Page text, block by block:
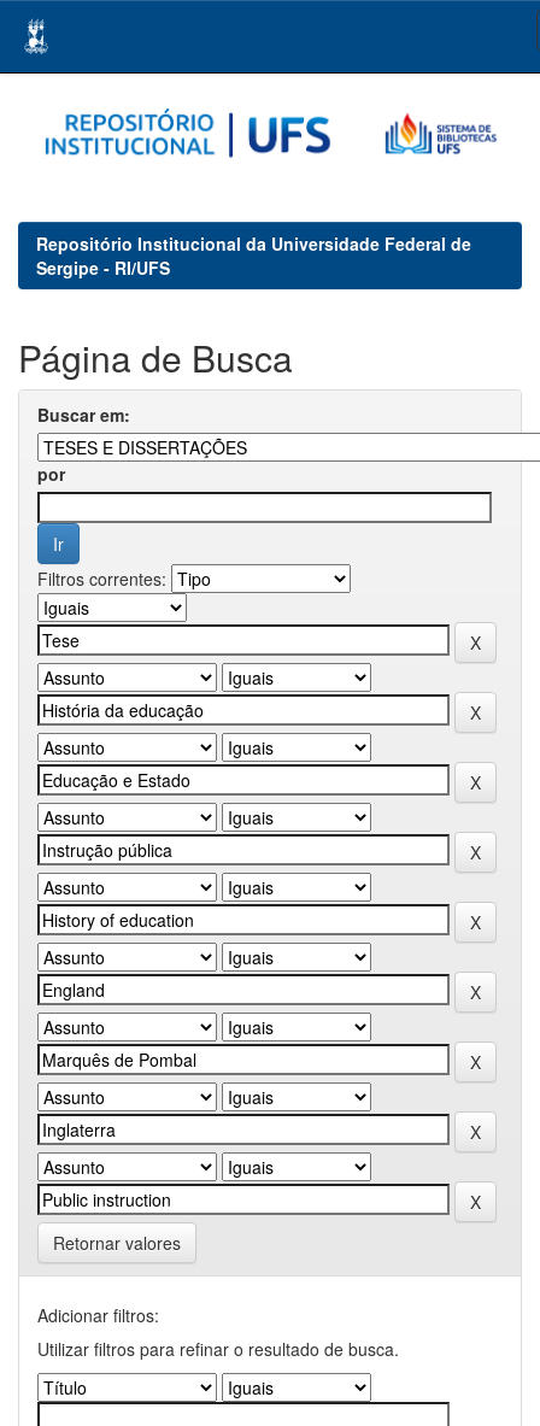
navigation
Repositório Institucional da Universidade Federal de
Sergipe - RI/UFS
Página de Busca
Buscar em:
por
Filtros correntes:
Retornar valores
Adicionar filtros:
Utilizar filtros para refinar o resultado de busca.